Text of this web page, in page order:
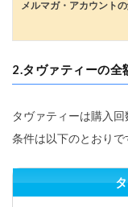
メルマガ・アカウント
2.タヴァティーの全
タヴァティーは購入
条件は以下のとおりで